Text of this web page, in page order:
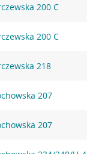
200 C
200 C
218
207
207